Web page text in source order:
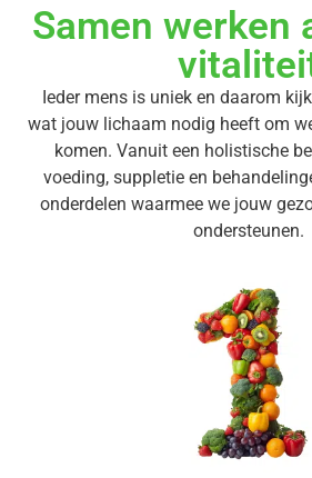
Samen werken
Ieder mens is uniek en daarom
wat jouw lichaam nodig heeft om
komen. Vanuit een holistische
voeding, suppletie en
onderdelen waarmee we jouw
ondersteunen.